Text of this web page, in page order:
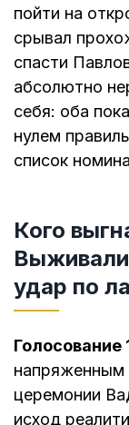
пойти на
срывал
спасти
абсолютно
себя: оба
нулем
список
Кого
удар по
Голосование
напряженным
церемонии
исход